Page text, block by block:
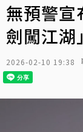
無預警宣
劍闖江湖
2026-02-10 19:38